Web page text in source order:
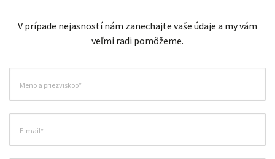
V prípade nejasností nám zanechajte vaše údaje a my vám
veľmi radi pomôžeme.